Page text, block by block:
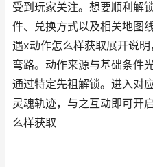
受到玩家关注。想要顺利解
件、兑换方式以及相关地图
遇x动作怎么样获取展开说
弯路。动作来源与基础条件
通过特定先祖解锁。进入对
灵魂轨迹，与之互动即可开
么样获取